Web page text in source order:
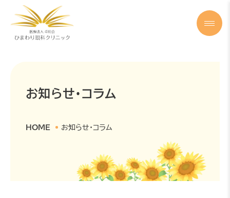
お知らせ・コラム
HOME お知らせ・コラム